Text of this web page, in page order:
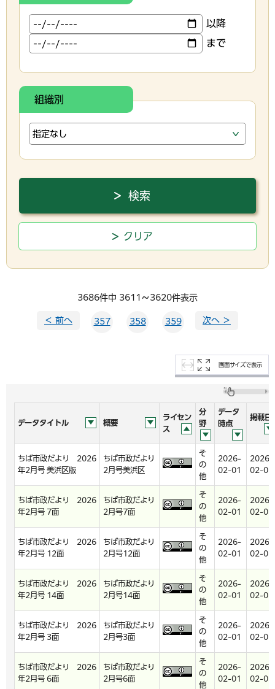
以降
まで
組織別
3686件中 3611～3620件表示
＜ 前へ 357 358 359 次へ ＞
画面サイズで表示
データタイトル 概要
ライセン
ス
分
野
データ
時点
掲載日
ちば市政だより 2026
年2月号 美浜区版
ちば市政だより
2月号美浜区
そ
の
他
2026-
02-01
2026-
02-01
ちば市政だより 2026
年2月号 7面
ちば市政だより
2月号7面
そ
の
他
2026-
02-01
2026-
02-01
ちば市政だより 2026
年2月号 12面
ちば市政だより
2月号12面
そ
の
他
2026-
02-01
2026-
02-01
ちば市政だより 2026
年2月号 14面
ちば市政だより
2月号14面
そ
の
他
2026-
02-01
2026-
02-01
ちば市政だより 2026
年2月号 3面
ちば市政だより
2月号3面
そ
の
他
2026-
02-01
2026-
02-01
ちば市政だより 2026
年2月号 6面
ちば市政だより
2月号6面
そ
の
他
2026-
02-01
2026-
02-01